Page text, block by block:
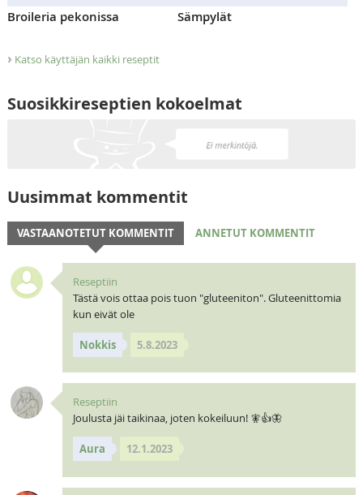
Broileria pekonissa Sämpylät
› Katso käyttäjän kaikki reseptit
Suosikkireseptien kokoelmat
Uusimmat kommentit
VASTAANOTETUT KOMMENTIT ANNETUT KOMMENTIT
Reseptiin
Tästä vois ottaa pois tuon "gluteeniton". Gluteenittomia
kun eivät ole
Nokkis 5.8.2023
Reseptiin
Joulusta jäi taikinaa, joten kokeiluun! 🧚👍🦋
Aura 12.1.2023